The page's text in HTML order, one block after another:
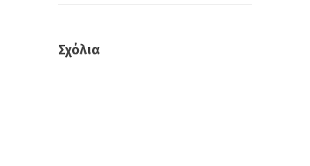
Σχόλια